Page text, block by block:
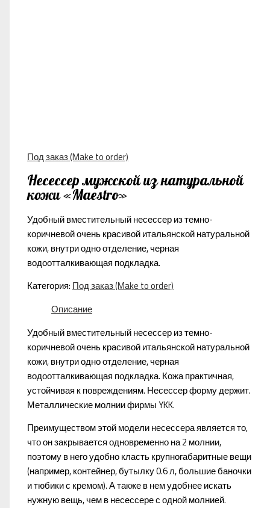
Под заказ (Make to order)
Несессер мужской из натуральной
кожи «Maestro»
Удобный вместительный несессер из темно-
коричневой очень красивой итальянской натуральной
кожи, внутри одно отделение, черная
водоотталкивающая подкладка.
Категория: Под заказ (Make to order)
Описание
Удобный вместительный несессер из темно-
коричневой очень красивой итальянской натуральной
кожи, внутри одно отделение, черная
водоотталкивающая подкладка. Кожа практичная,
устойчивая к повреждениям. Несессер форму держит.
Металлические молнии фирмы YKK.
Преимуществом этой модели несессера является то,
что он закрывается одновременно на 2 молнии,
поэтому в него удобно класть крупногабаритные вещи
(например, контейнер, бутылку 0.6 л, большие баночки
и тюбики с кремом). А также в нем удобнее искать
нужную вещь, чем в несессере с одной молнией.